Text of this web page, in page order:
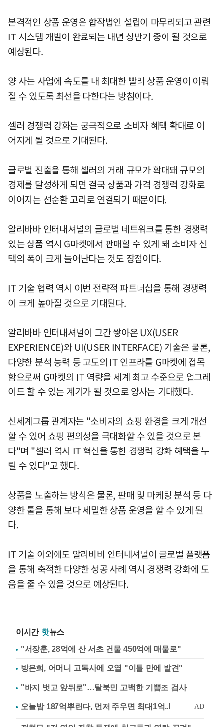
본격적인 상품 운영은 합작법인 설립이 마무리되고 관련
IT 시스템 개발이 완료되는 내년 상반기 중이 될 것으로
예상된다.
양 사는 사업에 속도를 내 최대한 빨리 상품 운영이 이뤄
질 수 있도록 최선을 다한다는 방침이다.
셀러 경쟁력 강화는 궁극적으로 소비자 혜택 확대로 이
어지게 될 것으로 기대된다.
글로벌 진출을 통해 셀러의 거래 규모가 확대돼 규모의
경제를 달성하게 되면 결국 상품과 가격 경쟁력 강화로
이어지는 선순환 고리로 연결되기 때문이다.
알리바바 인터내셔널의 글로벌 네트워크를 통한 경쟁력
있는 상품 역시 G마켓에서 판매할 수 있게 돼 소비자 선
택의 폭이 크게 늘어난다는 것도 장점이다.
IT 기술 협력 역시 이번 전략적 파트너십을 통해 경쟁력
이 크게 높아질 것으로 기대된다.
알리바바 인터내셔널이 그간 쌓아온 UX(USER
EXPERIENCE)와 UI(USER INTERFACE) 기술은 물론,
다양한 분석 능력 등 고도의 IT 인프라를 G마켓에 접목
함으로써 G마켓의 IT 역량을 세계 최고 수준으로 업그레
이드 할 수 있는 계기가 될 것으로 양사는 기대했다.
신세계그룹 관계자는 "소비자의 쇼핑 환경을 크게 개선
할 수 있어 쇼핑 편의성을 극대화할 수 있을 것으로 본
다"며 "셀러 역시 IT 혁신을 통한 경쟁력 강화 혜택을 누
릴 수 있다"고 했다.
상품을 노출하는 방식은 물론, 판매 및 마케팅 분석 등 다
양한 툴을 통해 보다 세밀한 상품 운영을 할 수 있게 된
다.
IT 기술 이외에도 알리바바 인터내셔널이 글로벌 플랫폼
을 통해 축적한 다양한 성공 사례 역시 경쟁력 강화에 도
움을 줄 수 있을 것으로 예상된다.
이시간 핫뉴스
"서장훈, 28억에 산 서초 건물 450억에 매물로"
방은희, 어머니 고독사에 오열 "이틀 만에 발견"
"바지 벗고 앞뒤로"…탈북민 고백한 기쁨조 검사